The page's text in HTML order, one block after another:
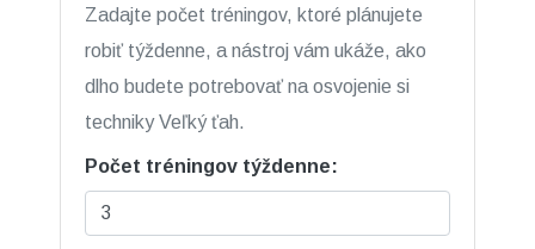
Zadajte počet tréningov, ktoré plánujete
robiť týždenne, a nástroj vám ukáže, ako
dlho budete potrebovať na osvojenie si
techniky Veľký ťah.
Počet tréningov týždenne: